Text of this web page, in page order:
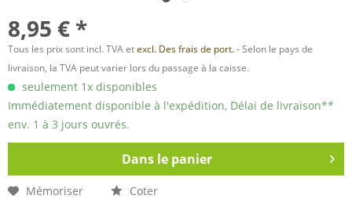
8,95 € *
Tous les prix sont incl. TVA etexcl. Des frais de port.- Selon le pays de
livraison, la TVA peut varier lors du passage à la caisse.
seulement 1x disponibles
Immédiatement disponible à l'expédition, Délai de livraison**
env. 1 à 3 jours ouvrés.
Dans le panier
Mémoriser Coter